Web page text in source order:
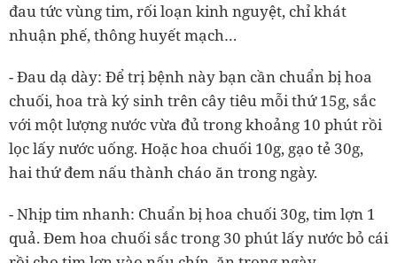
đau tức vùng tim, rối loạn kinh nguyệt, chỉ khát
nhuận phế, thông huyết mạch…
- Đau dạ dày: Để trị bệnh này bạn cần chuẩn bị hoa
chuối, hoa trà ký sinh trên cây tiêu mỗi thứ 15g, sắc
với một lượng nước vừa đủ trong khoảng 10 phút rồi
lọc lấy nước uống. Hoặc hoa chuối 10g, gạo tẻ 30g,
hai thứ đem nấu thành cháo ăn trong ngày.
- Nhịp tim nhanh: Chuẩn bị hoa chuối 30g, tim lợn 1
quả. Đem hoa chuối sắc trong 30 phút lấy nước bỏ cái